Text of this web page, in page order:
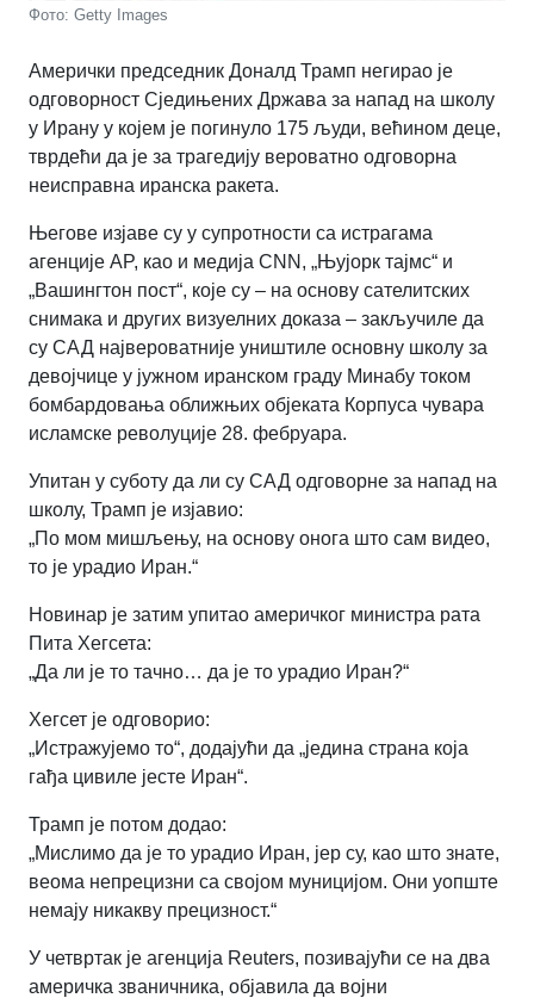
Фото: Getty Images
Амерички председник Доналд Трамп негирао је
одговорност Сједињених Држава за напад на школу
у Ирану у којем је погинуло 175 људи, већином деце,
тврдећи да је за трагедију вероватно одговорна
неисправна иранска ракета.
Његове изјаве су у супротности са истрагама
агенције AP, као и медија CNN, „Њујорк тајмс“ и
„Вашингтон пост“, које су – на основу сателитских
снимака и других визуелних доказа – закључиле да
су САД највероватније уништиле основну школу за
девојчице у јужном иранском граду Минабу током
бомбардовања оближњих објеката Корпуса чувара
исламске револуције 28. фебруара.
Упитан у суботу да ли су САД одговорне за напад на
школу, Трамп је изјавио:
„По мом мишљењу, на основу онога што сам видео,
то је урадио Иран.“
Новинар је затим упитао америчког министра рата
Пита Хегсета:
„Да ли је то тачно… да је то урадио Иран?“
Хегсет је одговорио:
„Истражујемо то“, додајући да „једина страна која
гађа цивиле јесте Иран“.
Трамп је потом додао:
„Мислимо да је то урадио Иран, јер су, као што знате,
веома непрецизни са својом муницијом. Они уопште
немају никакву прецизност.“
У четвртак је агенција Reuters, позивајући се на два
америчка званичника, објавила да војни